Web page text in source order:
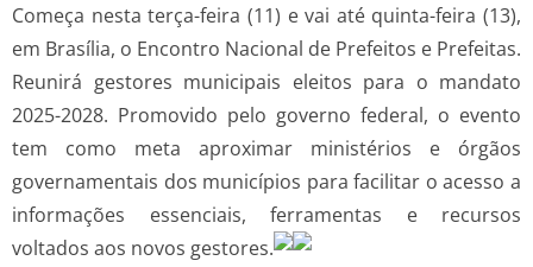
Começa nesta terça-feira (11) e vai até quinta-feira (13),
em Brasília, o Encontro Nacional de Prefeitos e Prefeitas.
Reunirá gestores municipais eleitos para o mandato
2025-2028. Promovido pelo governo federal, o evento
tem como meta aproximar ministérios e órgãos
governamentais dos municípios para facilitar o acesso a
informações essenciais, ferramentas e recursos
voltados aos novos gestores.